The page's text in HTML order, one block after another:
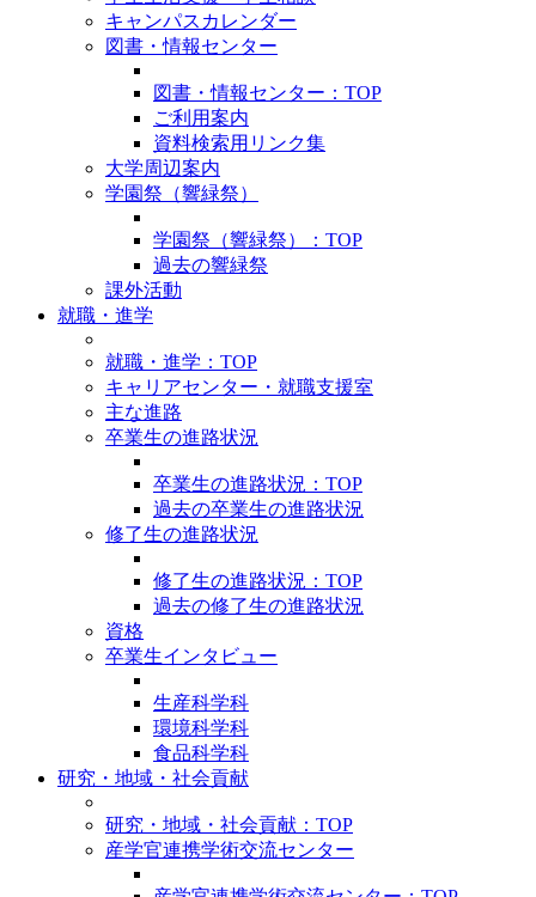
キャンパスカレンダー
図書・情報センター
図書・情報センター：TOP
ご利用案内
資料検索用リンク集
大学周辺案内
学園祭（響緑祭）
学園祭（響緑祭）：TOP
過去の響緑祭
課外活動
就職・進学
就職・進学：TOP
キャリアセンター・就職支援室
主な進路
卒業生の進路状況
卒業生の進路状況：TOP
過去の卒業生の進路状況
修了生の進路状況
修了生の進路状況：TOP
過去の修了生の進路状況
資格
卒業生インタビュー
生産科学科
環境科学科
食品科学科
研究・地域・社会貢献
研究・地域・社会貢献：TOP
産学官連携学術交流センター